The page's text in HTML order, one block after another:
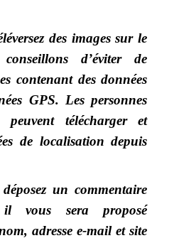
des images sur le
d’éviter de
contenant des données
GPS. Les personnes
télécharger et
de localisation depuis
un commentaire
vous sera proposé
adresse e-mail et site